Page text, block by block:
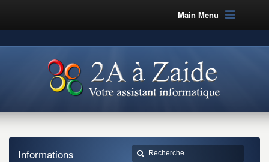
Main Menu
Informations